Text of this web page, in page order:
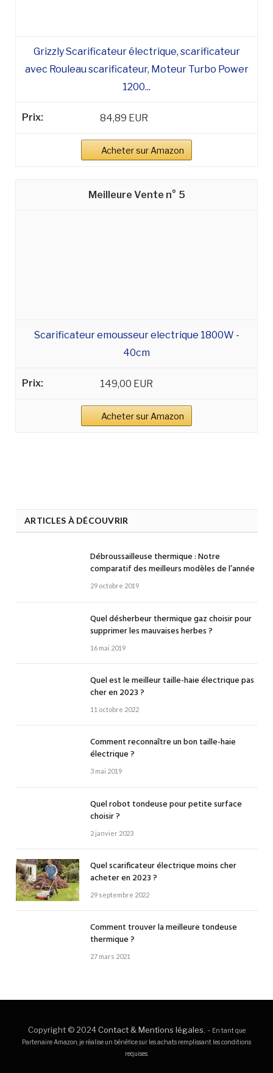
Grizzly Scarificateur électrique, scarificateur
avec Rouleau scarificateur, Moteur Turbo Power
1200...
84,89 EUR
Acheter sur Amazon
5
Scarificateur emousseur electrique 1800W -
40cm
149,00 EUR
Acheter sur Amazon
ARTICLES À DÉCOUVRIR
Débroussailleuse thermique : Notre
comparatif des meilleurs modèles de l’année
29 octobre 2019
Quel désherbeur thermique gaz choisir pour
supprimer les mauvaises herbes ?
16 mai 2019
Quel est le meilleur taille-haie électrique pas
cher en 2023 ?
11 octobre 2022
Comment reconnaître un bon taille-haie
électrique ?
3 mai 2019
Quel robot tondeuse pour petite surface
choisir ?
2 janvier 2023
Quel scarificateur électrique moins cher
acheter en 2023 ?
29 septembre 2022
Comment trouver la meilleure tondeuse
thermique ?
27 mars 2021
Copyright © 2024Contact & Mentions légales. - En tant que
Partenaire Amazon, je réalise un bénéfice sur les achats remplissant les conditions
requises.